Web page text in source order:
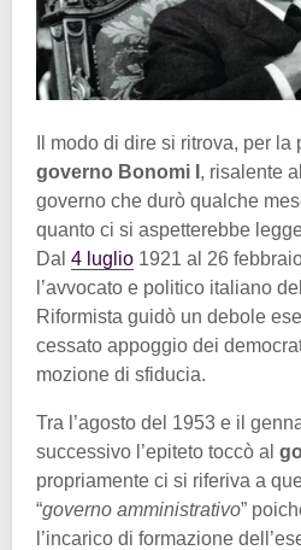
Il modo di dire si ritrova, per la
governo Bonomi I , risalente
governo che durò qualche
quanto ci si aspetterebbe
Dal 4 luglio 1921 al 26
l’avvocato e politico italiano
Riformista guidò un debole
cessato appoggio dei
mozione di sfiducia.
Tra l’agosto del 1953 e il
successivo l’epiteto toccò al
propriamente ci si riferiva a
“governo amministrativo”
l’incarico di formazione